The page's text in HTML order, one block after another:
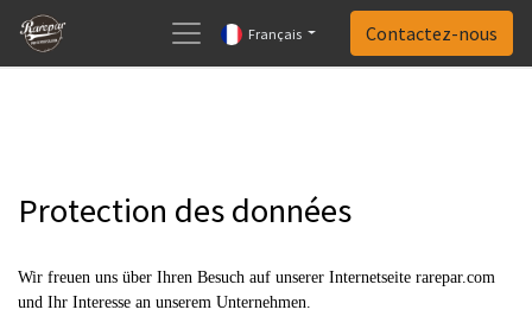
Français Contactez-nous
Protection des données
Wir freuen uns über Ihren Besuch auf unserer Internetseite rarepar.com
und Ihr Interesse an unserem Unternehmen.